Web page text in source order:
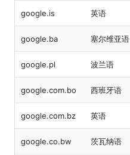
google.is 英语
google.ba 塞尔维亚语
google.pl 波兰语
google.com.bo 西班牙语
google.com.bz 英语
google.co.bw 茨瓦纳语